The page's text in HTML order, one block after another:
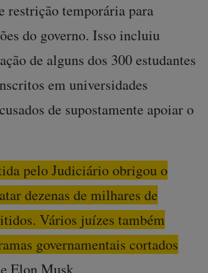
restrição temporária para
do governo. Isso incluiu
de alguns dos 300 estudantes
em universidades
​​de supostamente apoiar o
pelo Judiciário obrigou o
dezenas de milhares de
Vários juízes também
governamentais cortados
Elon Musk.